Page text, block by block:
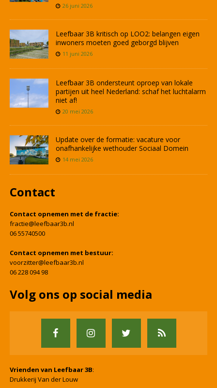
26 juni 2026
Leefbaar 3B kritisch op LOO2: belangen eigen
inwoners moeten goed geborgd blijven
11 juni 2026
Leefbaar 3B ondersteunt oproep van lokale
partijen uit heel Nederland: schaf het luchtalarm
niet af!
20 mei 2026
Update over de formatie: vacature voor
onafhankelijke wethouder Sociaal Domein
14 mei 2026
Contact
Contact opnemen met de fractie:
fractie@leefbaar3b.nl
06 55740500
Contact opnemen met bestuur:
voorzitter@leefbaar3b.nl
06 228 094 98
Volg ons op social media
Vrienden van Leefbaar 3B:
Drukkerij Van der Louw